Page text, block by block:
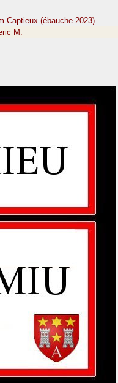
Captieux (ébauche 2023)
M.